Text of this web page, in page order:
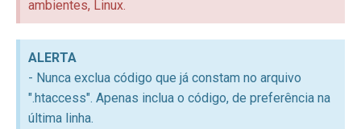
ambientes, Linux.
ALERTA
- Nunca exclua código que já constam no arquivo
".htaccess". Apenas inclua o código, de preferência na
última linha.